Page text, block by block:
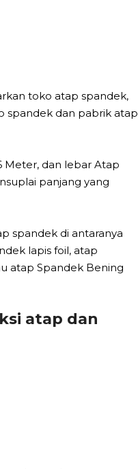
toko atap spandek,
spandek dan pabrik atap
Meter, dan lebar Atap
panjang yang
spandek di antaranya
lapis foil, atap
atap Spandek Bening
atap dan